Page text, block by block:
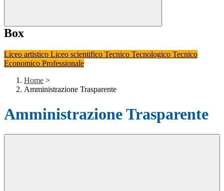
Box
Liceo artistico Liceo scientifico Tecnico Tecnologico Tecnico
Economico Professionale
Home >
Amministrazione Trasparente
Amministrazione Trasparente